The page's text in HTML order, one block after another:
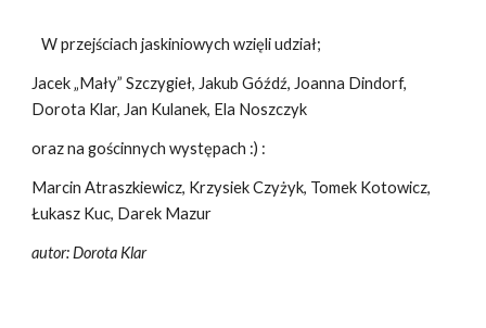
W przejściach jaskiniowych wzięli udział;
Jacek „Mały” Szczygieł, Jakub Góźdź, Joanna Dindorf,
Dorota Klar, Jan Kulanek, Ela Noszczyk
oraz na gościnnych występach :­) :
Marcin Atraszkiewicz, Krzysiek Czyżyk, Tomek Kotowicz,
Łukasz Kuc, Darek Mazur
autor: Dorota Klar